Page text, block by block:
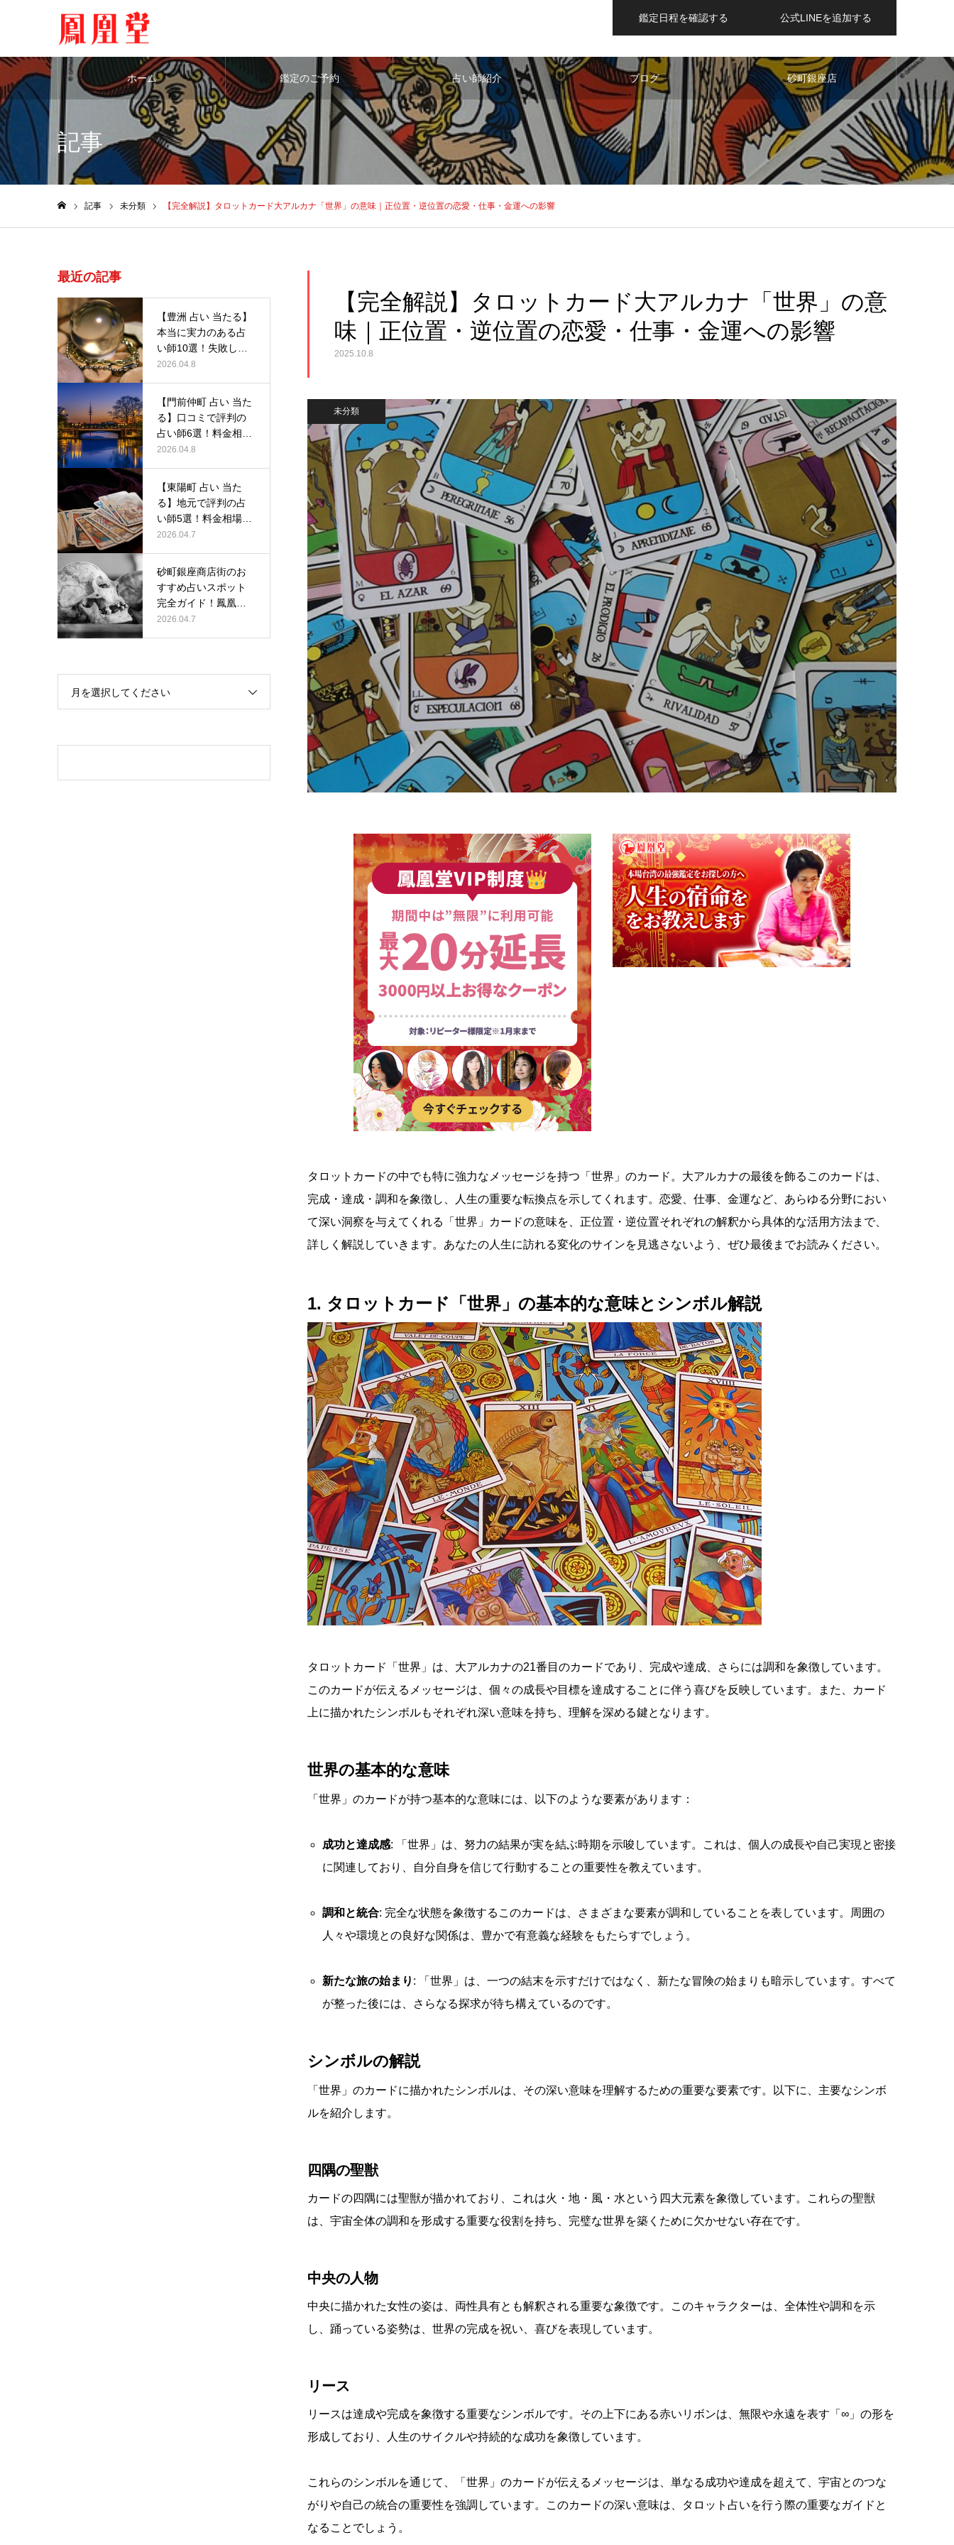
鑑定日程を確認する 公式LINEを追加する
ホーム 鑑定のご予約 占い師紹介 ブログ 砂町銀座店
記事
記事 未分類 【完全解説】タロットカード大アルカナ「世界」の意味｜正位置・逆位置の恋愛・仕事・金運への影響
【完全解説】タロットカード大アルカナ「世界」の意
味｜正位置・逆位置の恋愛・仕事・金運への影響
2025.10.8
未分類
タロットカードの中でも特に強力なメッセージを持つ「世界」のカード。大アルカナの最後を飾るこのカードは、
完成・達成・調和を象徴し、人生の重要な転換点を示してくれます。恋愛、仕事、金運など、あらゆる分野におい
て深い洞察を与えてくれる「世界」カードの意味を、正位置・逆位置それぞれの解釈から具体的な活用方法まで、
詳しく解説していきます。あなたの人生に訪れる変化のサインを見逃さないよう、ぜひ最後までお読みください。
1. タロットカード「世界」の基本的な意味とシンボル解説
タロットカード「世界」は、大アルカナの21番目のカードであり、完成や達成、さらには調和を象徴しています。
このカードが伝えるメッセージは、個々の成長や目標を達成することに伴う喜びを反映しています。また、カード
上に描かれたシンボルもそれぞれ深い意味を持ち、理解を深める鍵となります。
世界の基本的な意味
「世界」のカードが持つ基本的な意味には、以下のような要素があります：
成功と達成感: 「世界」は、努力の結果が実を結ぶ時期を示唆しています。これは、個人の成長や自己実現と密接
に関連しており、自分自身を信じて行動することの重要性を教えています。
調和と統合: 完全な状態を象徴するこのカードは、さまざまな要素が調和していることを表しています。周囲の
人々や環境との良好な関係は、豊かで有意義な経験をもたらすでしょう。
新たな旅の始まり : 「世界」は、一つの結末を示すだけではなく、新たな冒険の始まりも暗示しています。すべて
が整った後には、さらなる探求が待ち構えているのです。
シンボルの解説
「世界」のカードに描かれたシンボルは、その深い意味を理解するための重要な要素です。以下に、主要なシンボ
ルを紹介します。
四隅の聖獣
カードの四隅には聖獣が描かれており、これは火・地・風・水という四大元素を象徴しています。これらの聖獣
は、宇宙全体の調和を形成する重要な役割を持ち、完璧な世界を築くために欠かせない存在です。
中央の人物
中央に描かれた女性の姿は、両性具有とも解釈される重要な象徴です。このキャラクターは、全体性や調和を示
し、踊っている姿勢は、世界の完成を祝い、喜びを表現しています。
リース
リースは達成や完成を象徴する重要なシンボルです。その上下にある赤いリボンは、無限や永遠を表す「∞」の形を
形成しており、人生のサイクルや持続的な成功を象徴しています。
これらのシンボルを通じて、「世界」のカードが伝えるメッセージは、単なる成功や達成を超えて、宇宙とのつな
がりや自己の統合の重要性を強調しています。このカードの深い意味は、タロット占いを行う際の重要なガイドと
なることでしょう。
最近の記事
【豊洲 占い 当たる】
本当に実力のある占
い師10選！失敗しな
い選び…
2026.04.8
【門前仲町 占い 当た
る】口コミで評判の
占い師6選！料金相場
から予…
2026.04.8
【東陽町 占い 当た
る】地元で評判の占
い師5選！料金相場か
ら人気占…
2026.04.7
砂町銀座商店街のお
すすめ占いスポット
完全ガイド！鳳凰堂
で体験できる…
2026.04.7
月を選択してください